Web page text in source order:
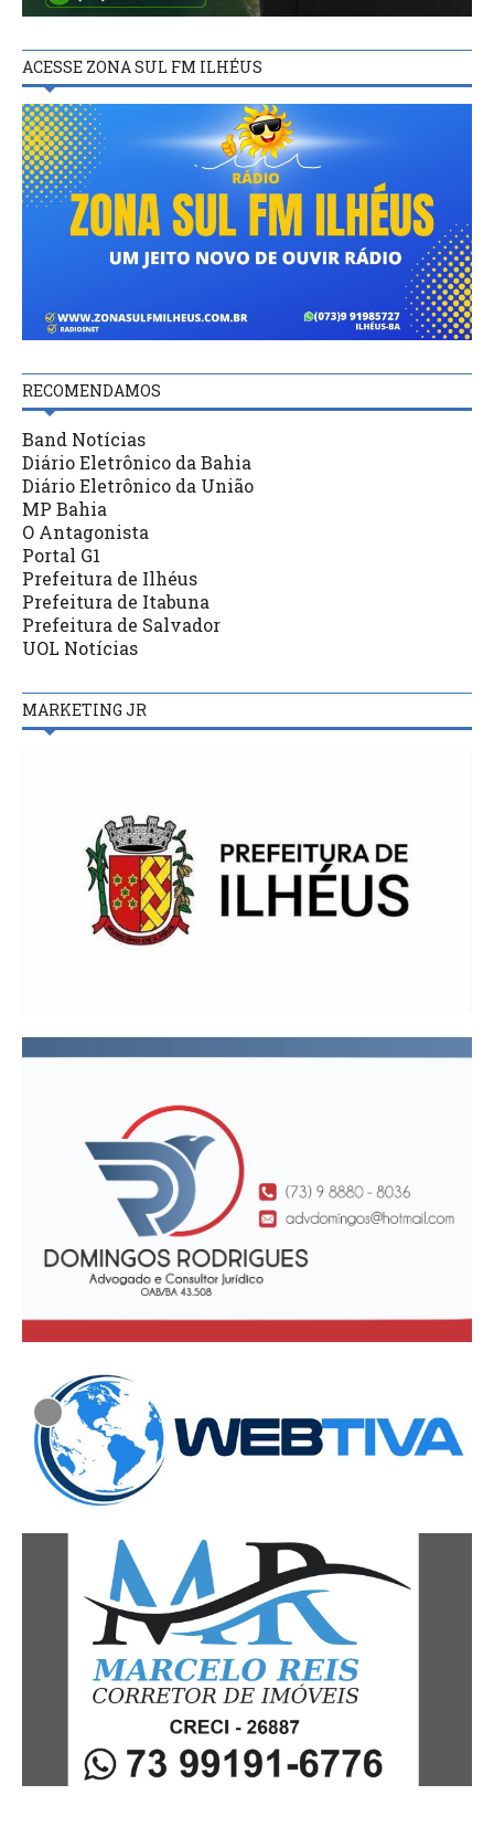
ACESSE ZONA SUL FM ILHÉUS
RECOMENDAMOS
Band Notícias
Diário Eletrônico da Bahia
Diário Eletrônico da União
MP Bahia
O Antagonista
Portal G1
Prefeitura de Ilhéus
Prefeitura de Itabuna
Prefeitura de Salvador
UOL Notícias
MARKETING JR